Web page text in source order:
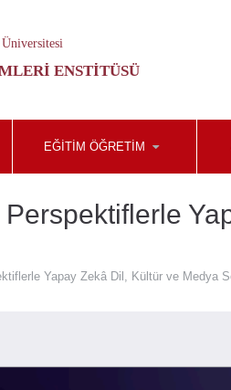
ENSTITÜSÜ
EĞİTİM ÖĞRETİM
Perspektiflerle
Yapay Zekâ Dil, Kültür ve Medya